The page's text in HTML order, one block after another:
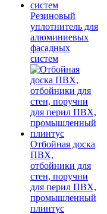
Резиновый
уплотнитель для
алюминиевых
фасадных
систем
Отбойная доска
ПВХ,
отбойники для
стен, поручни
для перил ПВХ,
промышленный
плинтус